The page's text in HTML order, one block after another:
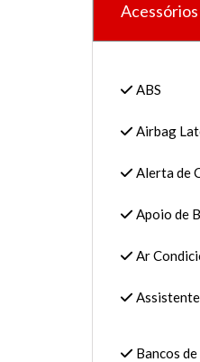
Acessórios
ABS
Airbag
Alerta de
Apoio de
Ar
Bancos